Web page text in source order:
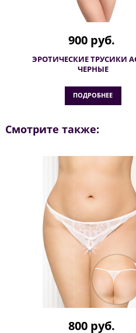
900 руб.
ЭРОТИЧЕСКИЕ ТРУСИКИ
ЧЕРНЫЕ
ПОДРОБНЕЕ
Смотрите также:
800 руб.